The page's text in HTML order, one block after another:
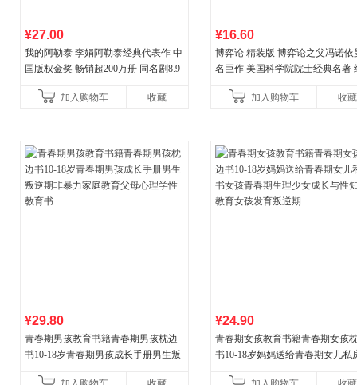
¥27.00
我的阿勒泰 李娟阿勒泰经典代表作 中
国版权金奖 畅销超200万册 同名剧8.9
加入购物车
收藏
¥16.60
博弈论 精装版 博弈论之父冯诺依
名巨作 美国科学院院士经典名著
加入购物车
收藏
¥29.80
青春期男孩教育书籍青春期男孩枕边
书10-18岁青春期男孩成长手册男生叛
¥24.90
青春期女孩教育书籍青春期女孩
书10-18岁妈妈送给青春期女儿私